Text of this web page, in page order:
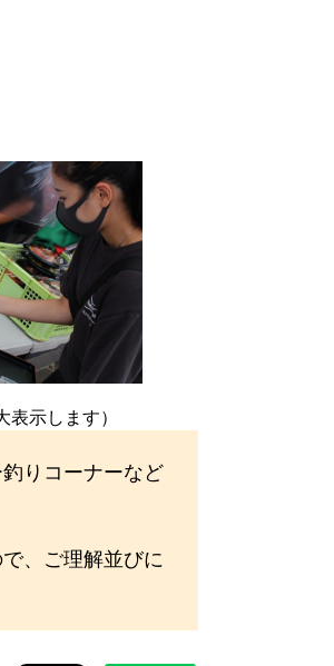
表示します）
りコーナーなど
、ご理解並びに